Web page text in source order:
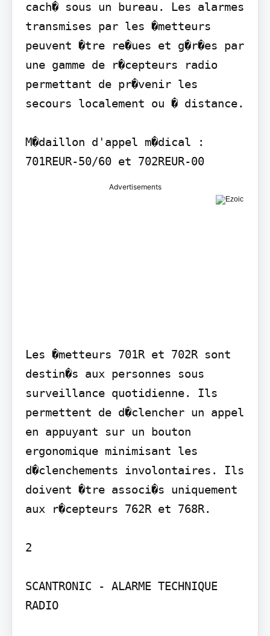
cach� sous un bureau. Les alarmes
transmises par les �metteurs
peuvent �tre re�ues et g�r�es par
une gamme de r�cepteurs radio
permettant de pr�venir les
secours localement ou � distance.
M�daillon d'appel m�dical :
701REUR-50/60 et 702REUR-00
Advertisements
Les �metteurs 701R et 702R sont
destin�s aux personnes sous
surveillance quotidienne. Ils
permettent de d�clencher un appel
en appuyant sur un bouton
ergonomique minimisant les
d�clenchements involontaires. Ils
doivent �tre associ�s uniquement
aux r�cepteurs 762R et 768R.
2
SCANTRONIC - ALARME TECHNIQUE
RADIO